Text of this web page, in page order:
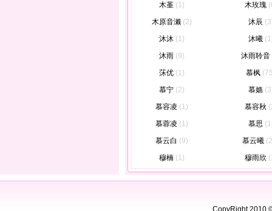
木堇 (1) 木玫瑰
木原音濑 (2) 沐辰
沐沐 (1) 沐曦
沐雨 (9) 沐雨聆音
莯优 (1) 慕枫
慕宁 (2) 慕嫱
慕容凌 (1) 慕容秋
慕蓉凌 (1) 慕思
慕云白 (9) 慕云曦
穆楠 (1) 穆雨欣
CopyRight 2010